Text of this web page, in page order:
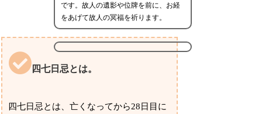
です。故人の遺影や位牌を前に、お経
をあげて故人の冥福を祈ります。
四七日忌とは。
四七日忌とは、亡くなってから28日目に